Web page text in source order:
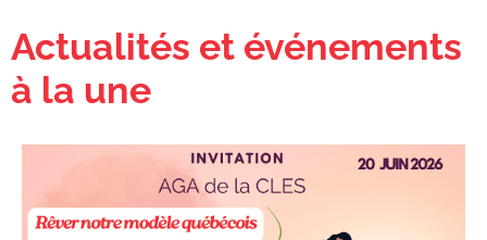
Actualités et événements
à la une